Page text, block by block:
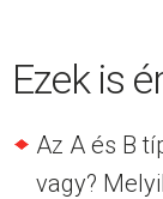
Ezek is
Az A és B
vagy?